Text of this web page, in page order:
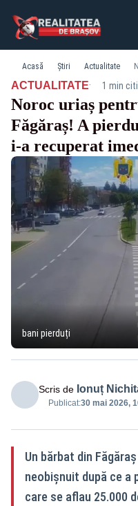
Acasă Știri Actualitate
ACTUALITATE· 1 min
Noroc uriaș
Făgăraș! A
i-a recuperat
bani pierduți
Scris de Ionuț
Publicat:30 mai 2026,
Un bărbat din
neobișnuit după ce a
care se aflau 25.000